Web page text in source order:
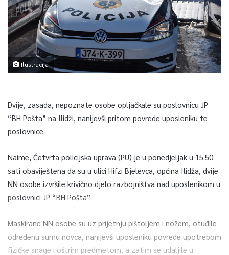
Ilustracija
Dvije, zasada, nepoznate osobe opljačkale su poslovnicu JP
“BH Pošta” na Ilidži, nanijevši pritom povrede uposleniku te
poslovnice.
Naime, Četvrta policijska uprava (PU) je u ponedjeljak u 15.50
sati obaviještena da su u ulici Hifzi Bjelevca, općina Ilidža, dvije
NN osobe izvršile krivično djelo razbojništva nad uposlenikom u
poslovnici JP “BH Pošta”.
Maskirane NN osobe su uz prijetnju pištoljem i nožem, otuđile
određenu sumu novca, nanijevši uposleniku povrede upotrebom
fizičke snage i oštrim predmetom, a zatim se udaljile u